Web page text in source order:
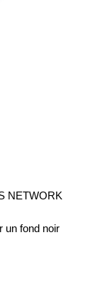
NETWORK
un fond noir